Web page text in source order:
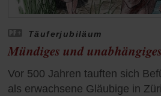
Täuferjubiläum
Mündiges und
Vor 500 Jahren tauften sich
als erwachsene Gläubige in